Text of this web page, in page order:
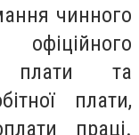
чинного
плати та
плати,
праці.